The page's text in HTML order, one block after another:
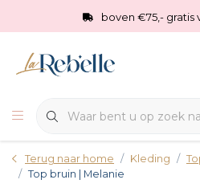
boven €75,- gratis
Terug naar home Kleding
Top bruin | Melanie